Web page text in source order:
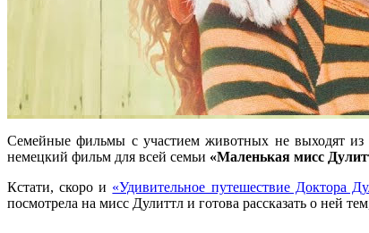
Семейные фильмы с участием животных не выходят из
немецкий фильм для всей семьи «Маленькая мисс
Кстати, скоро и «Удивительное путешествие Доктора
посмотрела на мисс Дулиттл и готова рассказать о ней